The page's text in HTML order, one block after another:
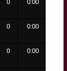
0 0:00
0 0:00
0 0:00